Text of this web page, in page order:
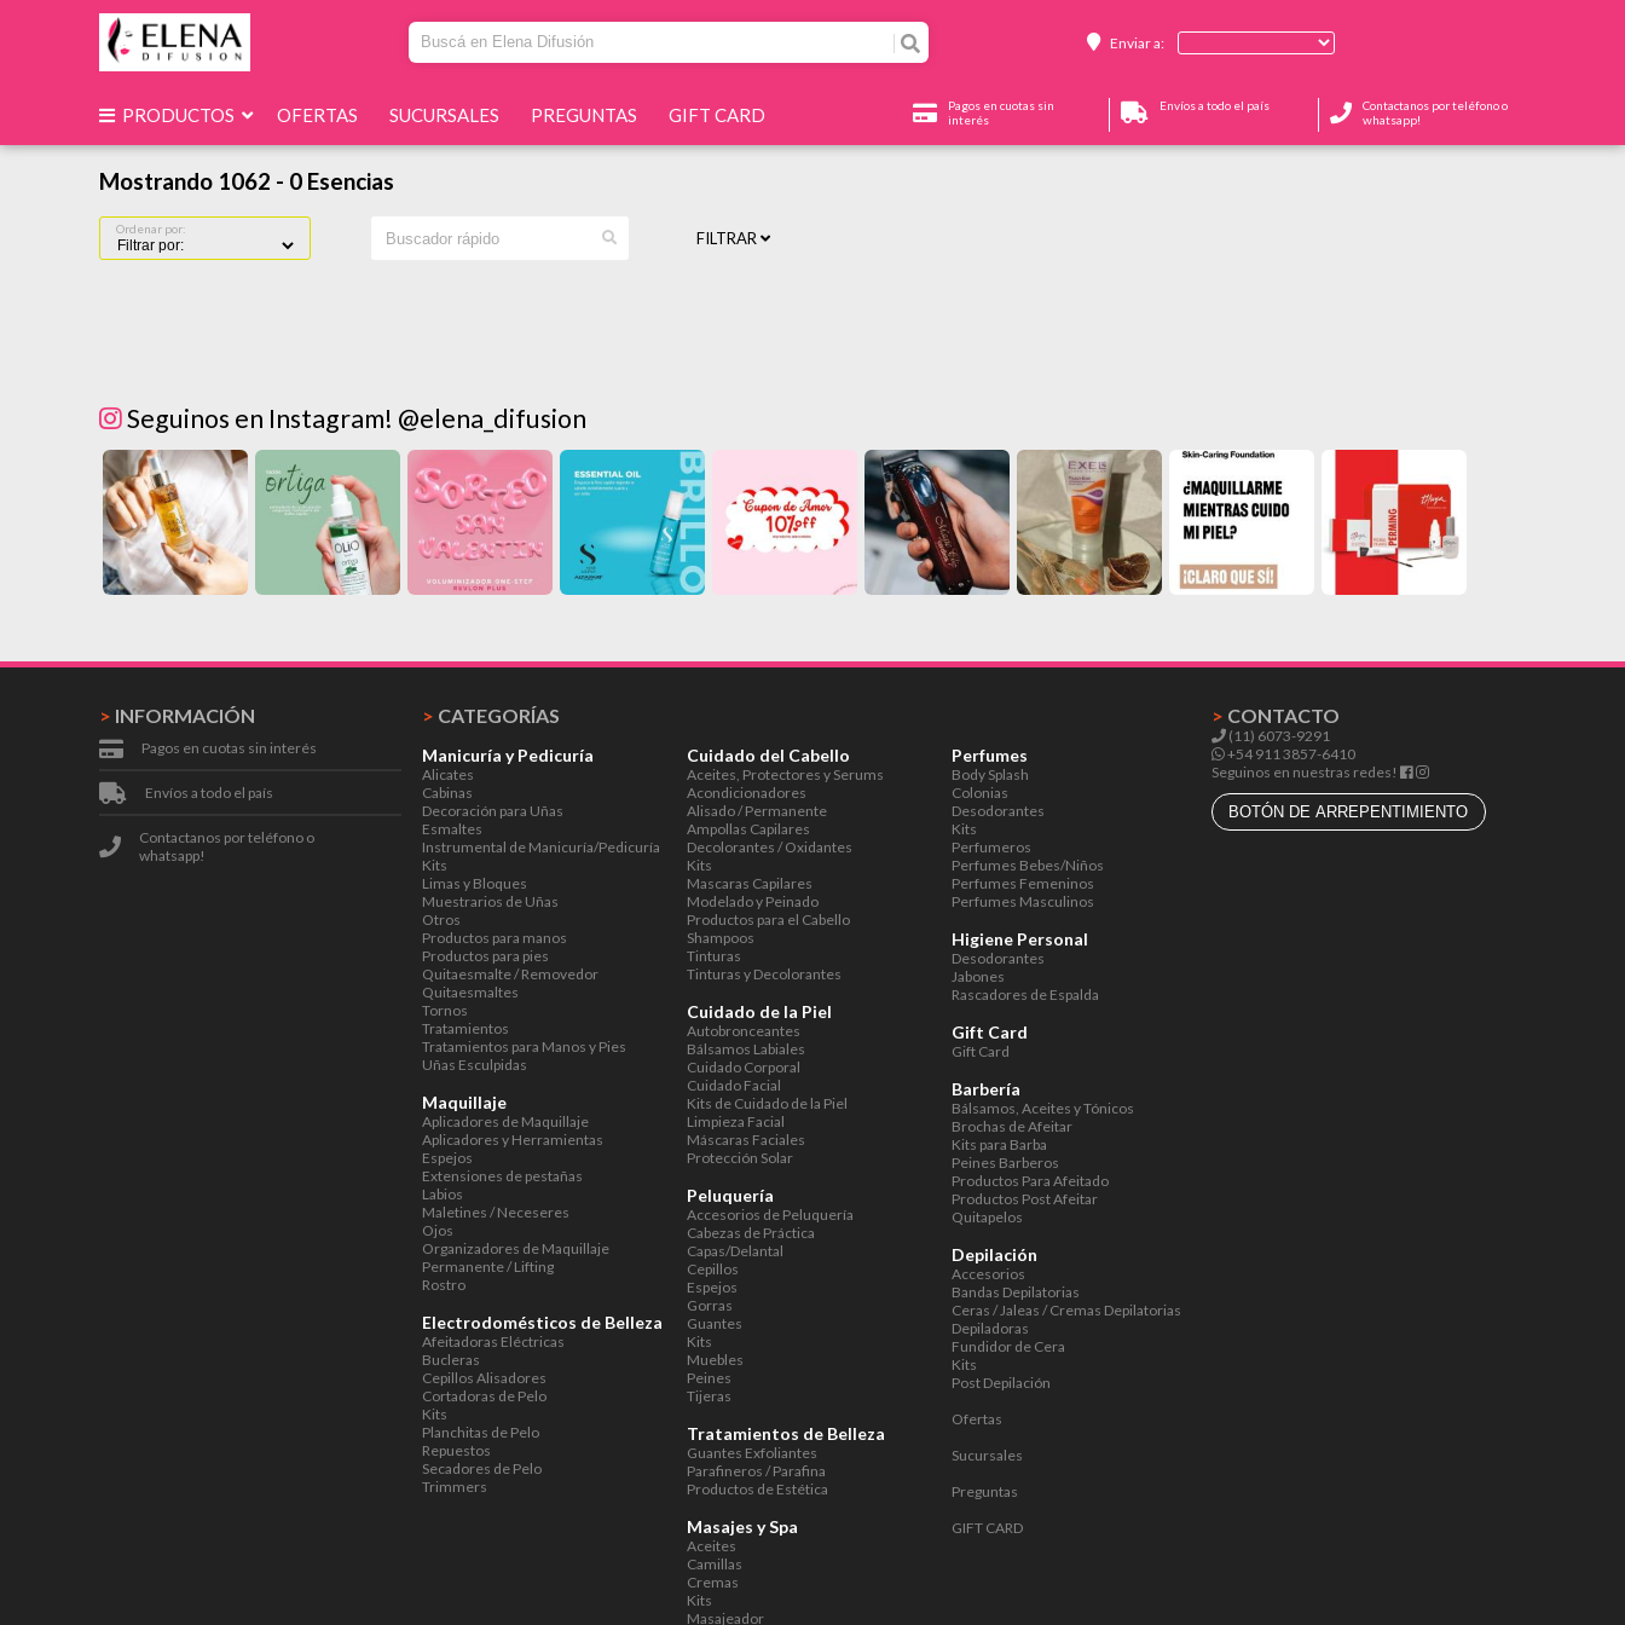
Enviar a:
PRODUCTOS OFERTAS SUCURSALES PREGUNTAS GIFT CARD
Pagos en cuotas sin
interés
Envíos a todo el país
Contactanos por teléfono o
whatsapp!
Mostrando 1062 - 0 Esencias
Ordenar por: FILTRAR
Seguinos en Instagram! @elena_difusion
> INFORMACIÓN
Pagos en cuotas sin interés
Envíos a todo el país
Contactanos por teléfono o
whatsapp!
> CATEGORÍAS
Manicuría y Pedicuría
Alicates
Cabinas
Decoración para Uñas
Esmaltes
Instrumental de Manicuría/Pedicuría
Kits
Limas y Bloques
Muestrarios de Uñas
Otros
Productos para manos
Productos para pies
Quitaesmalte / Removedor
Quitaesmaltes
Tornos
Tratamientos
Tratamientos para Manos y Pies
Uñas Esculpidas
Maquillaje
Aplicadores de Maquillaje
Aplicadores y Herramientas
Espejos
Extensiones de pestañas
Labios
Maletines / Neceseres
Ojos
Organizadores de Maquillaje
Permanente / Lifting
Rostro
Electrodomésticos de Belleza
Afeitadoras Eléctricas
Bucleras
Cepillos Alisadores
Cortadoras de Pelo
Kits
Planchitas de Pelo
Repuestos
Secadores de Pelo
Trimmers
Cuidado del Cabello
Aceites, Protectores y Serums
Acondicionadores
Alisado / Permanente
Ampollas Capilares
Decolorantes / Oxidantes
Kits
Mascaras Capilares
Modelado y Peinado
Productos para el Cabello
Shampoos
Tinturas
Tinturas y Decolorantes
Cuidado de la Piel
Autobronceantes
Bálsamos Labiales
Cuidado Corporal
Cuidado Facial
Kits de Cuidado de la Piel
Limpieza Facial
Máscaras Faciales
Protección Solar
Peluquería
Accesorios de Peluquería
Cabezas de Práctica
Capas/Delantal
Cepillos
Espejos
Gorras
Guantes
Kits
Muebles
Peines
Tijeras
Tratamientos de Belleza
Guantes Exfoliantes
Parafineros / Parafina
Productos de Estética
Masajes y Spa
Aceites
Camillas
Cremas
Kits
Masajeador
Perfumes
Body Splash
Colonias
Desodorantes
Kits
Perfumeros
Perfumes Bebes/Niños
Perfumes Femeninos
Perfumes Masculinos
Higiene Personal
Desodorantes
Jabones
Rascadores de Espalda
Gift Card
Gift Card
Barbería
Bálsamos, Aceites y Tónicos
Brochas de Afeitar
Kits para Barba
Peines Barberos
Productos Para Afeitado
Productos Post Afeitar
Quitapelos
Depilación
Accesorios
Bandas Depilatorias
Ceras / Jaleas / Cremas Depilatorias
Depiladoras
Fundidor de Cera
Kits
Post Depilación
Ofertas
Sucursales
Preguntas
GIFT CARD
> CONTACTO
(11) 6073-9291
+54 911 3857-6410
Seguinos en nuestras redes!
BOTÓN DE ARREPENTIMIENTO